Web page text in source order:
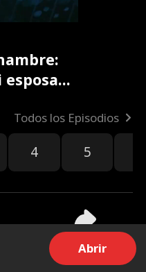
Todos los Episodios
4 5
Compartir
Abrir